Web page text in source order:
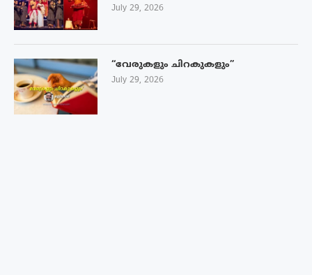
July 29, 2026
“വേരുകളും ചിറകുകളും”
July 29, 2026